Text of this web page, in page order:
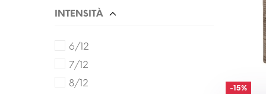
INTENSITÀ
6/12
7/12
8/12
-15%